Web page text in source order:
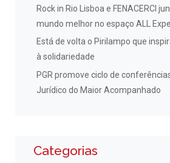
Rock in Rio Lisboa e FENACERCI
mundo melhor no espaço ALL
Está de volta o Pirilampo que
à solidariedade
PGR promove ciclo de
Jurídico do Maior Acompanhado
Categorias